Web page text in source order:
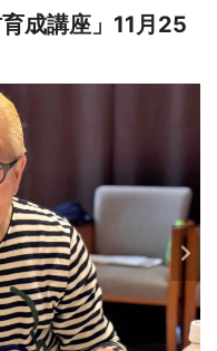
成講座」11月25